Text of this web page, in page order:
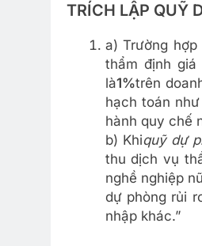
TRÍCH LẬP QUỸ
a) Trường
thẩm định giá
là1%trên
hạch toán
hành quy chế
b) Khiquỹ dự
thu dịch vụ
nghề nghiệp
dự phòng rủi
nhập khác.”